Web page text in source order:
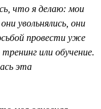
что я делаю: мои
увольнялись, они
провести уже
или обучение.
эта